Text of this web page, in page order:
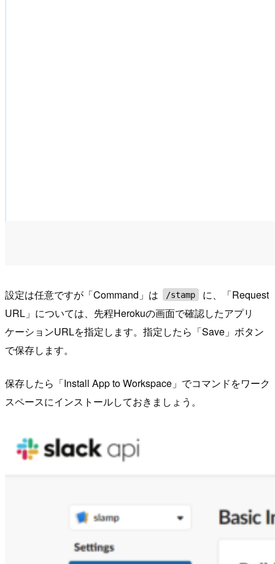
設定は任意ですが「Command」は /stamp
に、「Request
URL」については、先程Herokuの画面で確認したアプリ
ケーションURLを指定します。指定したら「Save」ボタン
で保存します。
保存したら「Install App to Workspace」でコマンドをワーク
スペースにインストールしておきましょう。